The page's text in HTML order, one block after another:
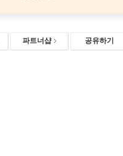
파트너샵 공유하기